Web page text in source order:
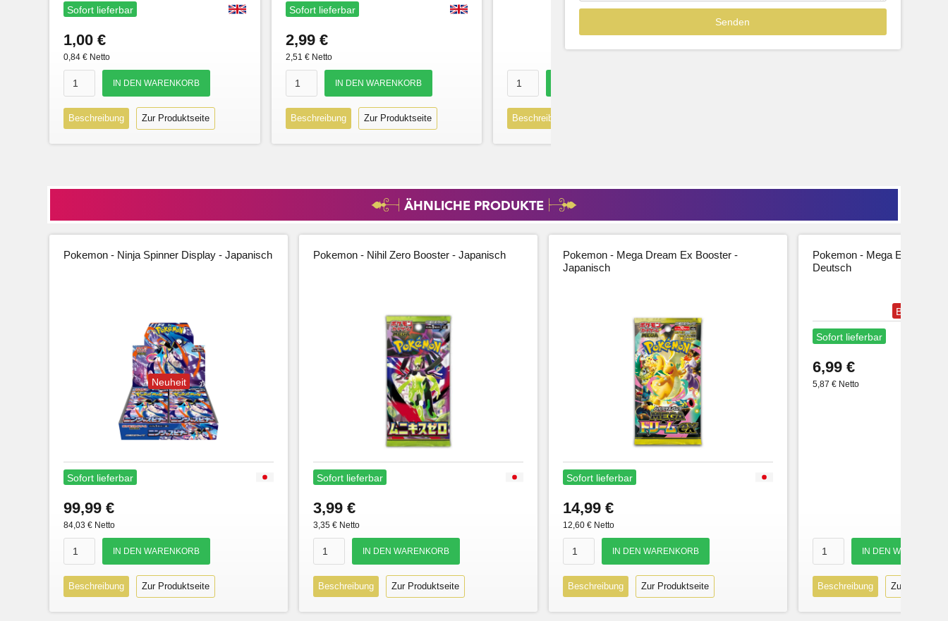
Sofort lieferbar
1,00 €
0,84 € Netto
Beschreibung Zur Produktseite
Sofort lieferbar
2,99 €
2,51 € Netto
Beschreibung Zur Produktseite Beschreibung
Sofort lieferbar
39,99
ÄHNLICHE PRODUKTE
Pokemon - Ninja Spinner Display - Japanisch
Neuheit
Sofort lieferbar
99,99 €
84,03 € Netto
Beschreibung Zur Produktseite
Pokemon - Nihil Zero Booster - Japanisch
Sofort lieferbar
3,99 €
3,35 € Netto
Beschreibung Zur Produktseite
Pokemon - Mega Dream Ex Booster -
Japanisch
Sofort lieferbar
14,99 €
12,60 € Netto
Beschreibung Zur Produktseite
Pokemon - Mega
Deutsch
Bestseller
Sofort lieferbar
6,99 €
5,87 € Netto
Beschreibung Zur